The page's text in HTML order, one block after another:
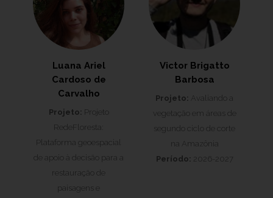
Luana Ariel
Cardoso de
Carvalho
Projeto: Projeto
RedeFloresta:
Plataforma geoespacial
de apoio à decisão para a
restauração de
paisagens e
Victor Brigatto
Barbosa
Projeto: Avaliando a
vegetação em áreas de
segundo ciclo de corte
na Amazônia
Período: 2026-2027